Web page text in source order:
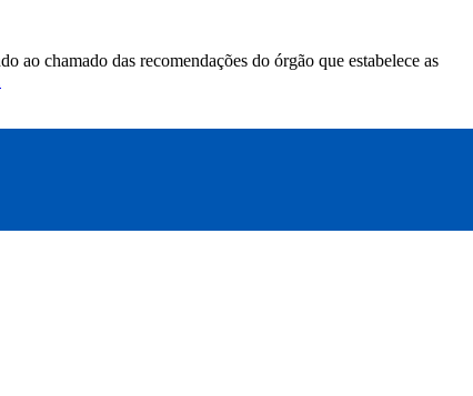
chamado das recomendações do órgão que estabelece as